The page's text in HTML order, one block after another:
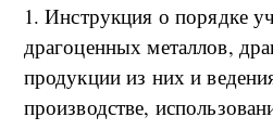
1. Инструкция о порядке
драгоценных металлов,
продукции из них и
производстве,